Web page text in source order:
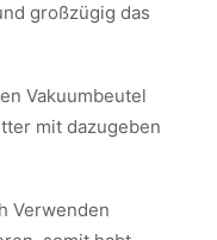
großzügig das
Vakuumbeutel
mit dazugeben
Verwenden